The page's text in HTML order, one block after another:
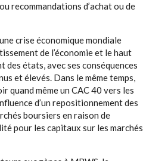
recommandations d’achat ou de
crise économique mondiale
de l’économie et le haut
des états, avec ses conséquences
et élevés. Dans le même temps,
quand même un CAC 40 vers les
d’un repositionnement des
boursiers en raison de
pour les capitaux sur les marchés